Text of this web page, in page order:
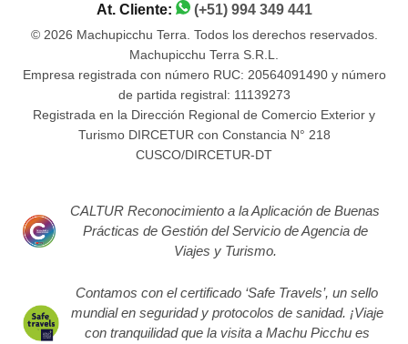
At. Cliente:
(+51) 994 349 441
© 2026 Machupicchu Terra. Todos los derechos reservados.
Machupicchu Terra S.R.L.
Empresa registrada con número RUC: 20564091490 y número
de partida registral: 11139273
Registrada en la Dirección Regional de Comercio Exterior y
Turismo DIRCETUR con Constancia N° 218
CUSCO/DIRCETUR-DT
CALTUR Reconocimiento a la Aplicación de Buenas
Prácticas de Gestión del Servicio de Agencia de
Viajes y Turismo.
Contamos con el certificado ‘Safe Travels’, un sello
mundial en seguridad y protocolos de sanidad. ¡Viaje
con tranquilidad que la visita a Machu Picchu es